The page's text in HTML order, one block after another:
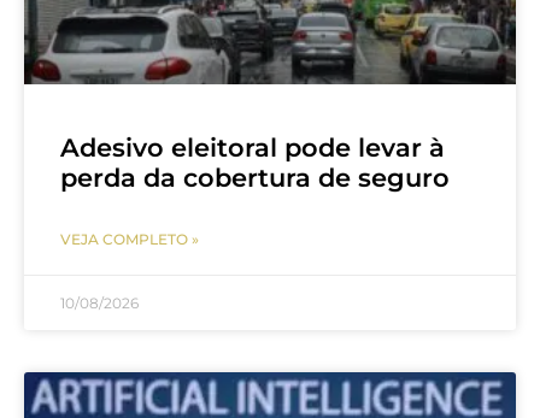
Adesivo eleitoral pode levar à
perda da cobertura de seguro
VEJA COMPLETO »
10/08/2026